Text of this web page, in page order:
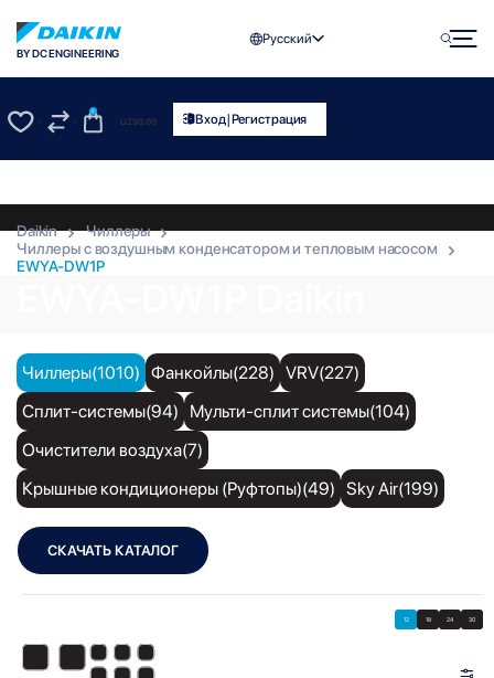
BY DC ENGINEERING
Русский
0
UZS0.00 Вход|Регистрация
Daikin
Чиллеры
Чиллеры с воздушным конденсатором и тепловым насосом
EWYA-DW1P
Чиллеры(1010) Фанкойлы(228) VRV(227)
Сплит-системы(94)
Мульти-сплит системы(104)
Очистители воздуха(7)
Крышные кондиционеры (Руфтопы)(49) Sky Air(199)
СКАЧАТЬ КАТАЛОГ
12 18 24 30